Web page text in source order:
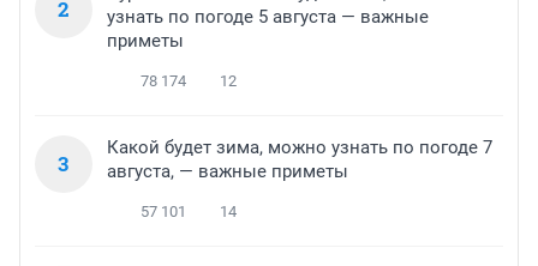
2
узнать по погоде 5 августа — важные
приметы
78 174 12
3
Какой будет зима, можно узнать по погоде 7
августа, — важные приметы
57 101 14